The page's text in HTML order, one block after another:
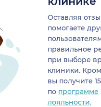
Оставляя
помогаете
правильное
при выборе
клиники.
вы получите
по программе
лояльности.